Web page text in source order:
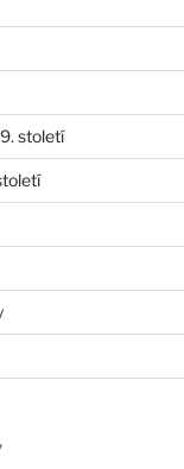
století